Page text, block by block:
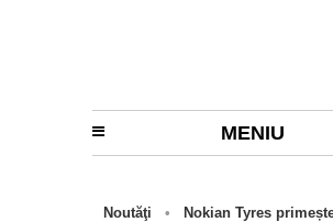
MENIU
Noutăţi •
Nokian Tyres